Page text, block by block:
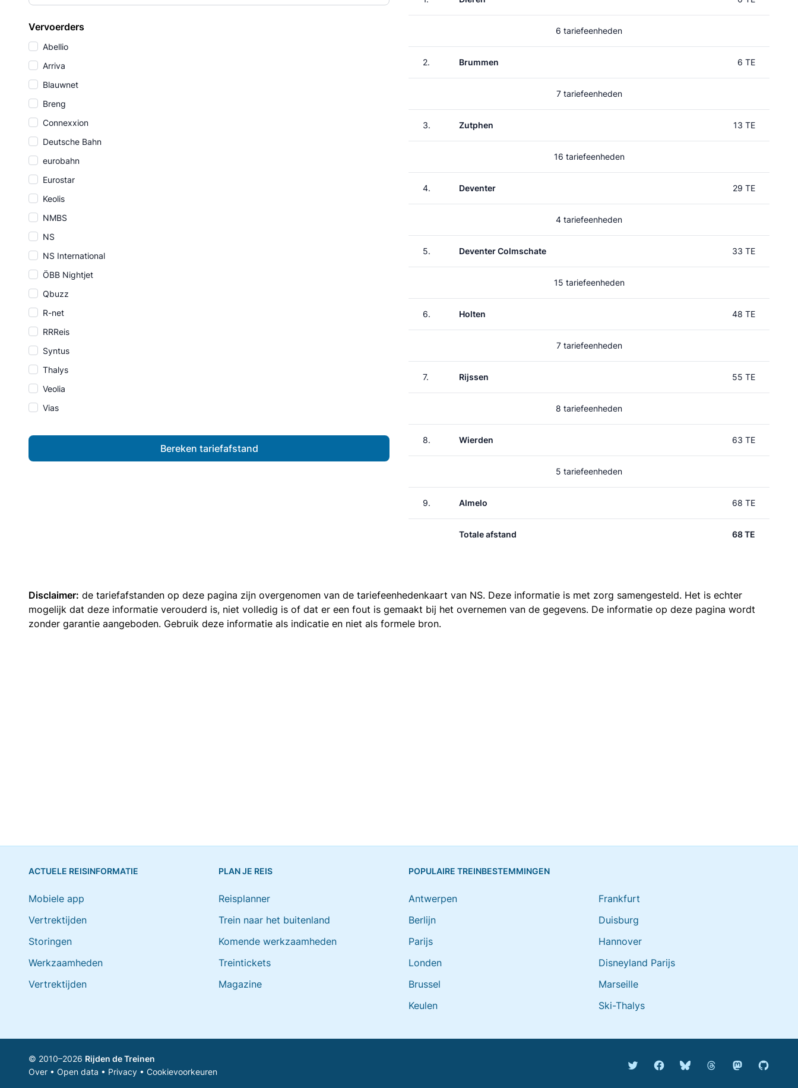
Vervoerders
Abellio
Arriva
Blauwnet
Breng
Connexxion
Deutsche Bahn
eurobahn
Eurostar
Keolis
NMBS
NS
NS International
ÖBB Nightjet
Qbuzz
R-net
RRReis
Syntus
Thalys
Veolia
Vias
Bereken tariefafstand
6 tariefeenheden
2. Brummen 6 TE
7 tariefeenheden
3. Zutphen 13 TE
16 tariefeenheden
4. Deventer 29 TE
4 tariefeenheden
5. Deventer Colmschate 33 TE
15 tariefeenheden
6. Holten 48 TE
7 tariefeenheden
7. Rijssen 55 TE
8 tariefeenheden
8. Wierden 63 TE
5 tariefeenheden
9. Almelo 68 TE
Totale afstand 68 TE
Disclaimer: de tariefafstanden op deze pagina zijn overgenomen van de tariefeenhedenkaart van NS. Deze informatie is met zorg samengesteld. Het is echter
mogelijk dat deze informatie verouderd is, niet volledig is of dat er een fout is gemaakt bij het overnemen van de gegevens. De informatie op deze pagina wordt
zonder garantie aangeboden. Gebruik deze informatie als indicatie en niet als formele bron.
ACTUELE REISINFORMATIE
Mobiele app
Vertrektijden
Storingen
Werkzaamheden
Vertrektijden
PLAN JE REIS
Reisplanner
Trein naar het buitenland
Komende werkzaamheden
Treintickets
Magazine
POPULAIRE TREINBESTEMMINGEN
Antwerpen
Berlijn
Parijs
Londen
Brussel
Keulen
Frankfurt
Duisburg
Hannover
Disneyland Parijs
Marseille
Ski-Thalys
© 2010–2026 Rijden de Treinen
Over • Open data • Privacy • Cookievoorkeuren